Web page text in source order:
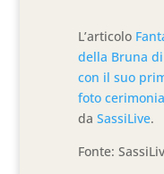
L’articolo
della Bruna
con il suo
foto
daSassiLive.
Fonte: